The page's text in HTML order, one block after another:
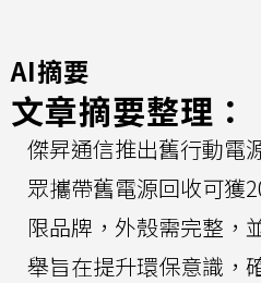
AI摘要
文章摘要整理：
傑昇通信推出舊行動電
眾攜帶舊電源回收可獲
限品牌，外殼需完整，
舉旨在提升環保意識，